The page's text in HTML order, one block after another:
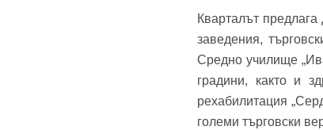
Кварталът
заведения,
Средно училище
градини, както и
рехабилитация
големи търговски